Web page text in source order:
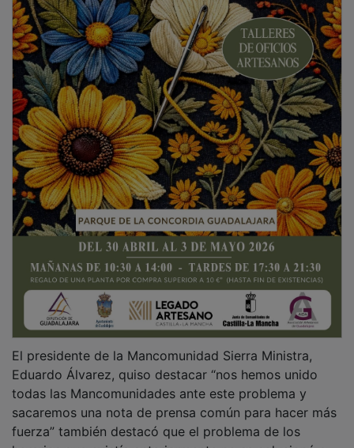
Eduardo Álvarez, quiso destacar “nos hemos unido
todas las Mancomunidades ante este problema y
sacaremos una nota de prensa común para hacer más
fuerza” también destacó que el problema de los
horarios que existía anteriormente no se solucionó a